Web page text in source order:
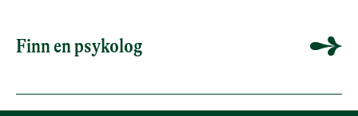
Finn en psykolog